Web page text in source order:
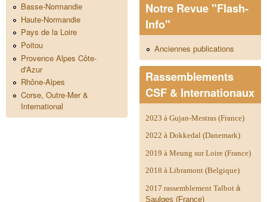
Basse-Normandie
Haute-Normandie
Pays de la Loire
Poitou
Provence Alpes Côte-
d'Azur
Rhône-Alpes
Corse, Outre-Mer &
International
Notre Revue "Flash-
Info"
Anciennes publications
Rassemblements
CSF & Internationaux
2023 à Gujan-Mestras (France)
2022 à Dokkedal (Danemark)
2019 à Meung sur Loire (France)
2018 à Libramont (Belgique)
2017 rassemblement Talbot à
Saulges (France)